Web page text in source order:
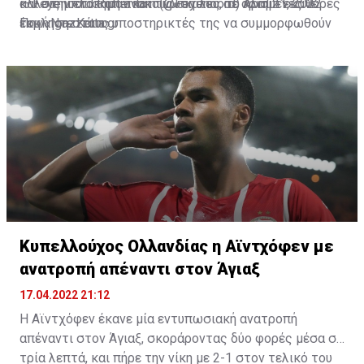
άλλοις μπλόκαραν και τις σκάλες σε ορισμένες θύρες
του «Ντε Κάιπ».
και στην επίσημη ανακοίνωσή του, το κλαμπ έκανε
έκκληση στους υποστηρικτές της να συμμορφωθούν
— Feyenoord Rotterdam (@Feyenoord)April 21, 2022
Πηγή: gazzetta.gr
Κυπελλούχος Ολλανδίας η Αϊντχόφεν με
ανατροπή απέναντι στον Άγιαξ
17.04.2022 21:12
Η Αϊντχόφεν έκανε μία εντυπωσιακή ανατροπή
απέναντι στον Άγιαξ, σκοράροντας δύο φορές μέσα σε
τρία λεπτά, και πήρε την νίκη με 2-1 στον τελικό του